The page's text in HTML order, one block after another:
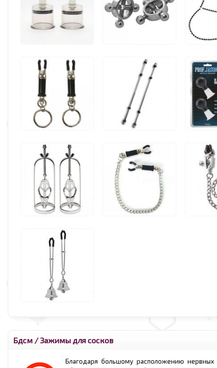
Бдсм /Зажимы для сосков
Благодаря большому расположению